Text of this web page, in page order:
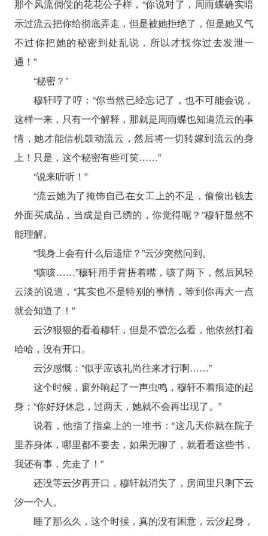
那个风流倜傥的花花公子样，“你说对了，周雨蝶确实暗
示过流云把你给彻底弄走，但是被她拒绝了，但是她又气
不过你把她的秘密到处乱说，所以才找你过去发泄一
通！”
“秘密？”
穆轩哼了哼：“你当然已经忘记了，也不可能会说，
这样一来，只有一个解释，那就是周雨蝶也知道流云的事
情，她才能借机鼓动流云，然后将一切转嫁到流云的身
上！只是，这个秘密有些可笑……”
“说来听听！”
“流云她为了掩饰自己在女工上的不足，偷偷出钱去
外面买成品，当成是自己绣的，你觉得呢？”穆轩显然不
能理解。
“我身上会有什么后遗症？”云汐突然问到。
“咳咳……”穆轩用手背捂着嘴，咳了两下，然后风轻
云淡的说道，“其实也不是特别的事情，等到你再大一点
就会知道了！”
云汐狠狠的看着穆轩，但是不管怎么看，他依然打着
哈哈，没有开口。
云汐感慨：“似乎应该礼尚往来才行啊……”
这个时候，窗外响起了一声虫鸣，穆轩不着痕迹的起
身：“你好好休息，过两天，她就不会再出现了。”
说着，他指了指桌上的一堆书：“这几天你就在院子
里养身体，哪里都不要去，如果无聊了，就看看这些书，
我还有事，先走了！”
还没等云汐再开口，穆轩就消失了，房间里只剩下云
汐一个人。
睡了那么久，这个时候，真的没有困意，云汐起身，